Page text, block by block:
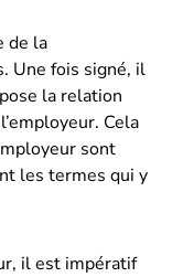
de la
Une fois signé, il
la relation
Cela
sont
les termes qui y
il est impératif